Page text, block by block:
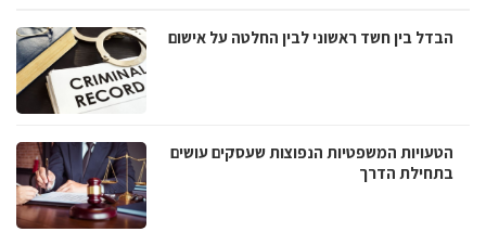
הבדל בין חשד ראשוני לבין החלטה על אישום
הטעויות המשפטיות הנפוצות שעסקים עושים
בתחילת הדרך